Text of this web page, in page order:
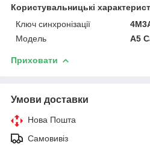
Користувальницькі
Ключ синхронізації
Мoдель
A5
Приховати
Умови доставки
Нова Пошта
Самовивіз